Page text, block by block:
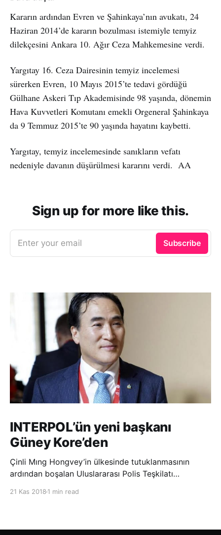
Kararın ardından Evren ve Şahinkaya’nın avukatı, 24
Haziran 2014’de kararın bozulması istemiyle temyiz
dilekçesini Ankara 10. Ağır Ceza Mahkemesine verdi.
Yargıtay 16. Ceza Dairesinin temyiz incelemesi
sürerken Evren, 10 Mayıs 2015’te tedavi gördüğü
Gülhane Askeri Tıp Akademisinde 98 yaşında, dönemin
Hava Kuvvetleri Komutanı emekli Orgeneral Şahinkaya
da 9 Temmuz 2015’te 90 yaşında hayatını kaybetti.
Yargıtay, temyiz incelemesinde sanıkların vefatı
nedeniyle davanın düşürülmesi kararını verdi. AA
Sign up for more like this.
Enter your email Subscribe
INTERPOL’ün yeni başkanı
Güney Kore’den
Çinli Mıng Hongvey’in ülkesinde tutuklanmasının
ardından boşalan Uluslararası Polis Teşkilatı
21 Kas 2018 1 min read